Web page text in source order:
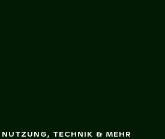
TECHNIK & MEHR